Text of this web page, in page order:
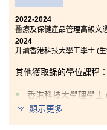
率，令我對股票市
感謝曾教導過我的
最後，我想和大家
中堅持自律，而非
於自己，找出最好的
2022-2024
醫療及保健產品管理高級文
2024
升讀香港科技大學工學士 (
其他獲取錄的學位課程：
香港科技大學理學士
顯示更多